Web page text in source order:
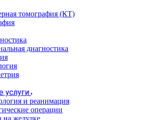
томография (КТ)
диагностика
услуги
и реанимация
операции
желудке